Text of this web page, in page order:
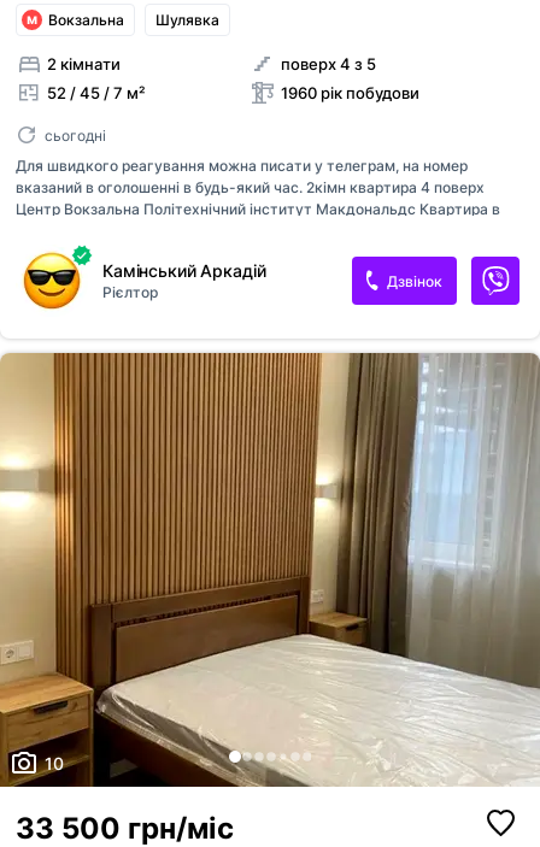
Вокзальна Шулявка
2 кімнати
52 / 45 / 7 м²
поверх 4 з 5
1960 рік побудови
сьогодні
Для швидкого реагування можна писати у телеграм, на номер
вказаний в оголошенні в будь-який час. 2кімн квартира 4 поверх
Центр Вокзальна Політехнічний інститут Макдональдс Квартира в
та страхова сума власнику. Комісійні послуги 50% від суми оренди
Зручно дістатись : Майдан Незалежності, Хрещатик, Софійський
собор, вул Богдана Хмельницького, проспект Берестейський,
Лукʼянівська, Вокзальна, Саксаганського, бульвар Тараса Шевченка,
Олеся Гончара (Метро Лукʼянівська, метро Шулявська,
Севастопольська площа, Індустріальний міст, Караваєві Дачі, НАУ,
Камінський Аркадій
Рієлтор
Дзвінок
10
33 500 грн/міс